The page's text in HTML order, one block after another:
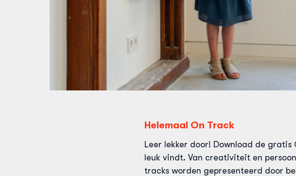
Helemaal On Track
Leer lekker door! Download de
leuk vindt. Van creativiteit en
tracks worden gepresenteerd door